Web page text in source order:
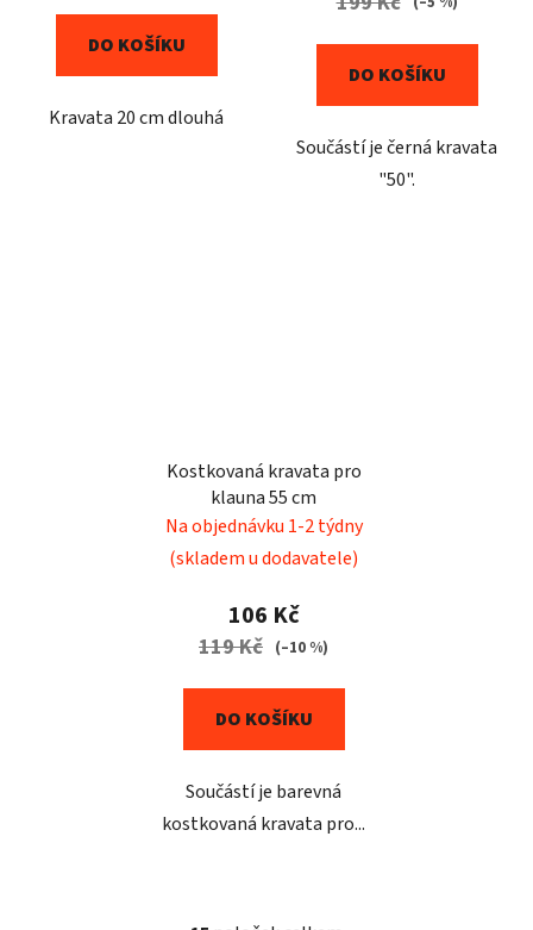
DO KOŠÍKU
Kravata 20 cm dlouhá
DO KOŠÍKU
Součástí je černá kravata
"50".
Kostkovaná kravata pro
klauna 55 cm
Na objednávku 1-2 týdny
(skladem u dodavatele)
106 Kč
119 Kč (–10 %)
DO KOŠÍKU
Součástí je barevná
kostkovaná kravata pro...